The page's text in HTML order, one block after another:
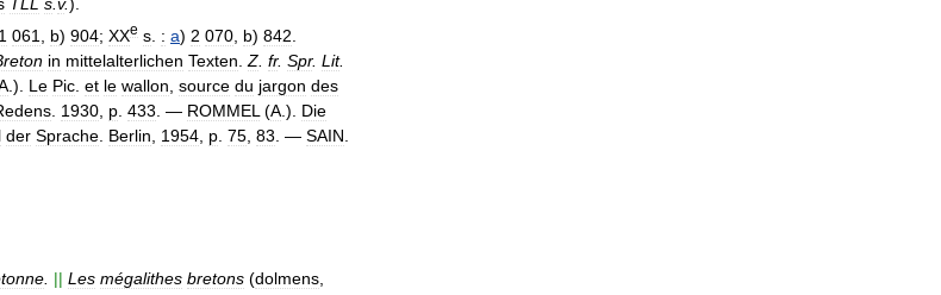
1 061 b) 904; XXe s : a) 2 070 b) 842
in mittelalterlichen Texten Z fr. Spr. Lit.
.). Le Pic et le wallon source du jargon des
1930 p 433 . — ROMMEL (A .). Die
der Sprache Berlin 1954 p 75 83 . — SAIN
|| Les mégalithes bretons (dolmens